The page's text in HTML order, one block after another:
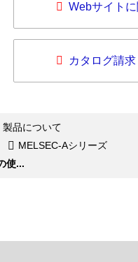
Webサイト
カタログ請求
製品について
MELSEC-Aシリーズ
使...